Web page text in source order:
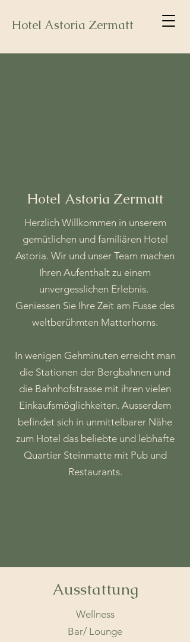
Hotel Astoria Zermatt
Hotel Astoria Zermatt
Herzlich Willkommen in unserem
gemütlichen und familiären Hotel
Astoria. Wir und unser Team machen
Ihren Aufenthalt zu einem
unvergesslichen Erlebnis.
Geniessen Sie Ihre Zeit am Fusse des
weltberühmten Matterhorns.
In wenigen Gehminuten erreicht man
die Stationen der Bergbahnen und
die Bahnhofstrasse mit ihren vielen
Einkaufsmöglichkeiten. Ausserdem
befindet sich in unmittelbarer Nähe
zum Hotel das beliebte und lebhafte
Quartier Steinmatte mit Pub und
Restaurants.
Ausstattung
Wellness
Bar/ Lounge